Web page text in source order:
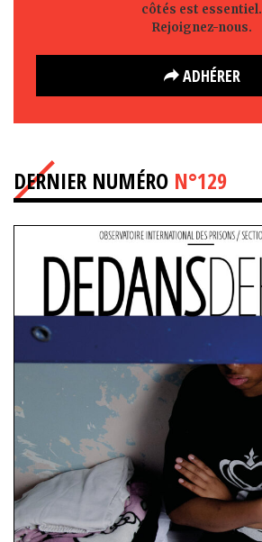
côtés est essentiel.
Rejoignez-nous.
ADHÉRER
DERNIER NUMÉRO N°129